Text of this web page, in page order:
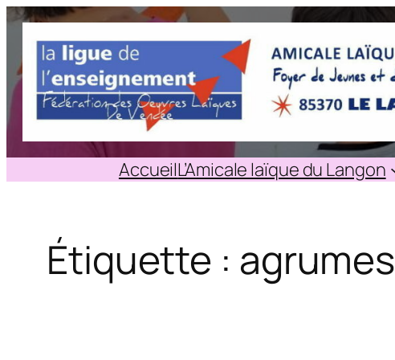
Aller
contenu
AccueilL’Amicale laïque du Langon
Étiquette : agrumes